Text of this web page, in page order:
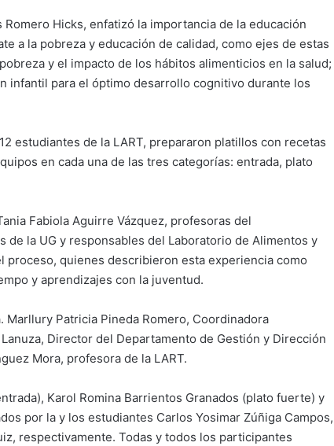
Hicks, enfatizó la importancia de la educación
a la pobreza y educación de calidad, como ejes de estas
y el impacto de los hábitos alimenticios en la salud;
infantil para el óptimo desarrollo cognitivo durante los
estudiantes de la LART, prepararon platillos con recetas
en cada una de las tres categorías: entrada, plato
Fabiola Aguirre Vázquez, profesoras del
de la UG y responsables del Laboratorio de Alimentos y
proceso, quienes describieron esta experiencia como
y aprendizajes con la juventud.
Patricia Pineda Romero, Coordinadora
Director del Departamento de Gestión y Dirección
Mora, profesora de la LART.
Karol Romina Barrientos Granados (plato fuerte) y
por la y los estudiantes Carlos Yosimar Zúñiga Campos,
respectivamente. Todas y todos los participantes